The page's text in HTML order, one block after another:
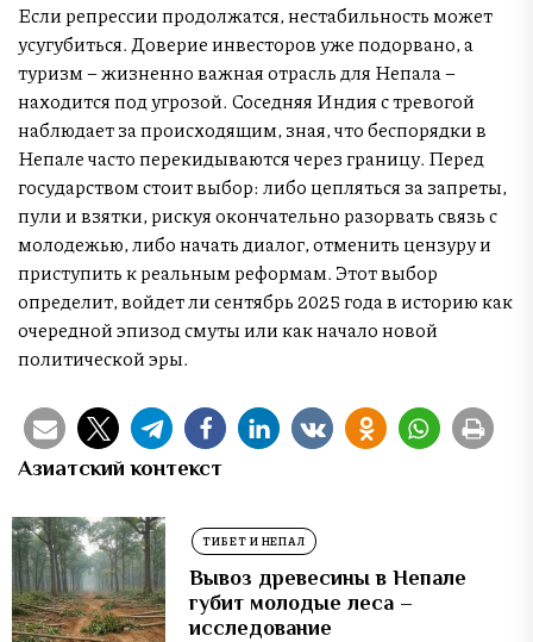
Если репрессии продолжатся, нестабильность может
усугубиться. Доверие инвесторов уже подорвано, а
туризм – жизненно важная отрасль для Непала –
находится под угрозой. Соседняя Индия с тревогой
наблюдает за происходящим, зная, что беспорядки в
Непале часто перекидываются через границу. Перед
государством стоит выбор: либо цепляться за запреты,
пули и взятки, рискуя окончательно разорвать связь с
молодежью, либо начать диалог, отменить цензуру и
приступить к реальным реформам. Этот выбор
определит, войдет ли сентябрь 2025 года в историю как
очередной эпизод смуты или как начало новой
политической эры.
Азиатский контекст
ТИБЕТ И НЕПАЛ
Вывоз древесины в Непале
губит молодые леса –
исследование